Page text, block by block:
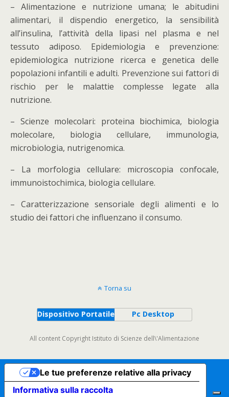
– Alimentazione e nutrizione umana; le abitudini
alimentari, il dispendio energetico, la sensibilità
all’insulina, l’attività della lipasi nel plasma e nel
tessuto adiposo. Epidemiologia e prevenzione:
epidemiologica nutrizione ricerca e genetica delle
popolazioni infantili e adulti. Prevenzione sui fattori di
rischio per le malattie complesse legate alla
nutrizione.
– Scienze molecolari: proteina biochimica, biologia
molecolare, biologia cellulare, immunologia,
microbiologia, nutrigenomica.
– La morfologia cellulare: microscopia confocale,
immunoistochimica, biologia cellulare.
– Caratterizzazione sensoriale degli alimenti e lo
studio dei fattori che influenzano il consumo.
Torna su
Dispositivo Portatile Pc Desktop
All content Copyright Istituto di Scienze dell\'Alimentazione
Informativa sulla raccolta
Le tue preferenze relative alla privacy